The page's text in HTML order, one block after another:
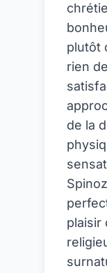
plutôt
rien
de la
plaisir